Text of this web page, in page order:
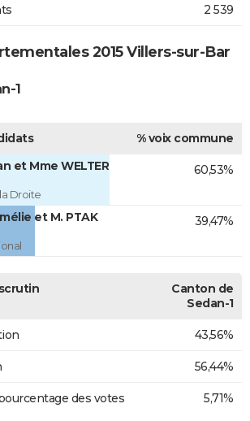
2 539
2015 Villers-sur-Bar
1
% voix commune
et Mme WELTER
Droite
60,53%
et M. PTAK
39,47%
Canton de
Sedan-1
43,56%
56,44%
des votes
5,71%